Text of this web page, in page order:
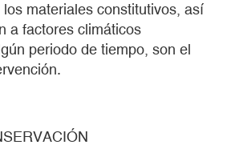
materiales constitutivos, así
a factores climáticos
periodo de tiempo, son el